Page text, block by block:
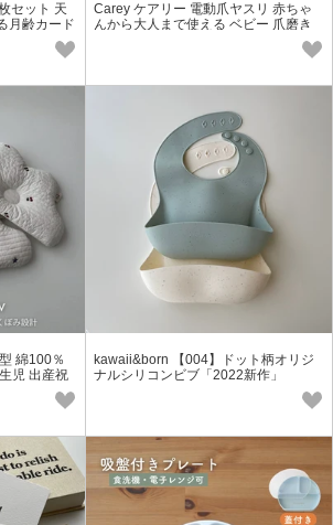
セット 天
月齢カード
Carey ケアリー 電動爪ヤスリ 赤ちゃ
んから大人まで使える ベビー 爪磨き
綿100％
児 出産祝
kawaii&born 【004】ドット柄オリジ
ナルシリコンビブ「2022新作」